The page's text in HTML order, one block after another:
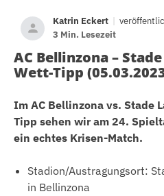
Katrin Eckert |
3 Min. Lesezeit
AC Bellinzona –
Wett-Tipp
Im AC Bellinzona vs. Stade
Tipp sehen wir am 24.
ein echtes Krisen-Match.
Stadion/Austragungsort:
in Bellinzona